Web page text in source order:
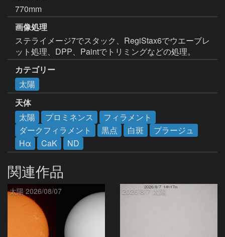
770mm
画像処理
ステライメージ7でスタック、RegiStax6でウエーブレ
ット処理、DPP、Paintでトリミングなどの処理。
カテゴリー
太陽
天体
太陽
プロミネンス
フィラメント
ダークフィラメント
黒点 白斑
プラージュ
Hα
CaK ND
関連作品
太陽 2026/08/07 2026/8/7 太陽